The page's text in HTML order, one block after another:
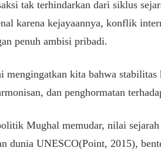
tak terhindarkan dari siklus
karena kejayaannya, konflik
penuh ambisi pribadi.
kita bahwa stabilitas
dan penghormatan
Mughal memudar, nilai
dunia UNESCO(Point, 2015),